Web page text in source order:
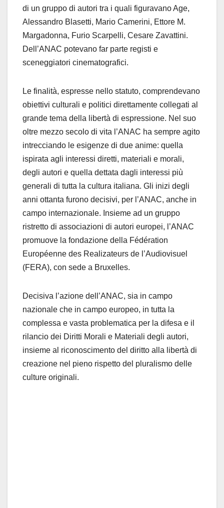
di un gruppo di autori tra i quali figuravano Age,
Alessandro Blasetti, Mario Camerini, Ettore M.
Margadonna, Furio Scarpelli, Cesare Zavattini.
Dell’ANAC potevano far parte registi e
sceneggiatori cinematografici.
Le finalità, espresse nello statuto, comprendevano
obiettivi culturali e politici direttamente collegati al
grande tema della libertà di espressione. Nel suo
oltre mezzo secolo di vita l’ANAC ha sempre agito
intrecciando le esigenze di due anime: quella
ispirata agli interessi diretti, materiali e morali,
degli autori e quella dettata dagli interessi più
generali di tutta la cultura italiana. Gli inizi degli
anni ottanta furono decisivi, per l’ANAC, anche in
campo internazionale. Insieme ad un gruppo
ristretto di associazioni di autori europei, l’ANAC
promuove la fondazione della Fédération
Européenne des Realizateurs de l’Audiovisuel
(FERA), con sede a Bruxelles.
Decisiva l’azione dell’ANAC, sia in campo
nazionale che in campo europeo, in tutta la
complessa e vasta problematica per la difesa e il
rilancio dei Diritti Morali e Materiali degli autori,
insieme al riconoscimento del diritto alla libertà di
creazione nel pieno rispetto del pluralismo delle
culture originali.